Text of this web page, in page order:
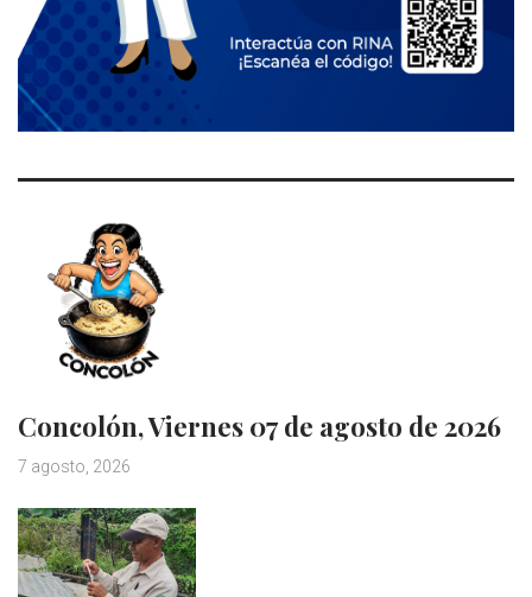
Concolón, Viernes 07 de agosto de 2026
7 agosto, 2026